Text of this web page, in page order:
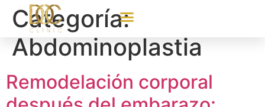
Categoría:
Abdominoplastia
Remodelación corporal